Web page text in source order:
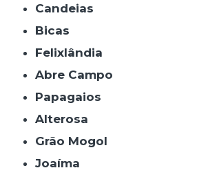
Candeias
Bicas
Felixlândia
Abre Campo
Papagaios
Alterosa
Grão Mogol
Joaíma